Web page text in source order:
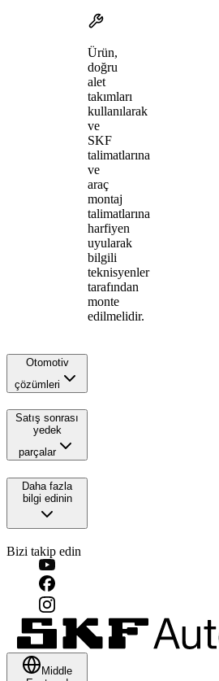
Ürün,
doğru
alet
takımları
kullanılarak
ve
SKF
talimatlarına
ve
araç
montaj
talimatlarına
harfiyen
uyularak
bilgili
teknisyenler
tarafından
monte
edilmelidir.
Otomotiv
çözümleri
Satış sonrası
yedek
parçalar
Daha fazla
bilgi edinin
Bizi takip edin
Middle